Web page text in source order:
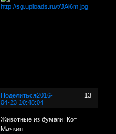
Поделиться 13
2016-
04-23 10:48:04
Животные из бумаги: Кот
Мачкин